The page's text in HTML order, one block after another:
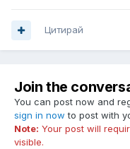
Цитирай
Join the
You can post now and
sign in now to post with
Note: Your post will
visible.